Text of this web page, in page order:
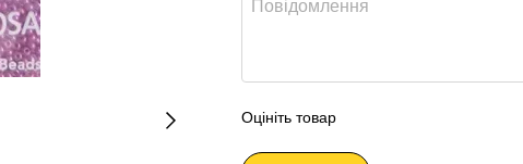
Оцініть товар